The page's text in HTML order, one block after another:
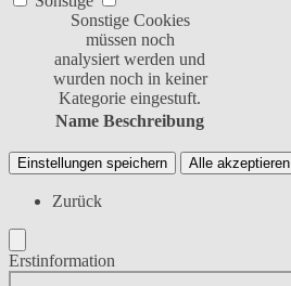
Sonstige Cookies
müssen noch
analysiert werden und
wurden noch in keiner
Kategorie eingestuft.
Name Beschreibung
Einstellungen speichern Alle akzeptieren
Zurück
Erstinformation